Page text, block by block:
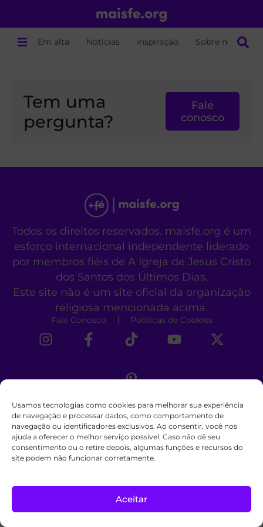
Usamos tecnologias como cookies para melhorar sua experiência
de navegação e processar dados, como comportamento de
navegação ou identificadores exclusivos. Ao consentir, você nos
ajuda a oferecer o melhor serviço possível. Caso não dê seu
consentimento ou o retire depois, algumas funções e recursos do
site podem não funcionar corretamente.
Aceitar
Em alta Notícias Inspiração Sobre nós
Tem uma
pergunta?
Fale
conosco
Todos os direitos reservados. maisfe.org é um
esforço internacional independente liderado
por membros fiéis de A Igreja de Jesus Cristo
dos Santos dos Últimos Dias.
Este site não é um site oficial da organização
religiosa mencionada acima.
Fale Conosco Políticas de Cookies